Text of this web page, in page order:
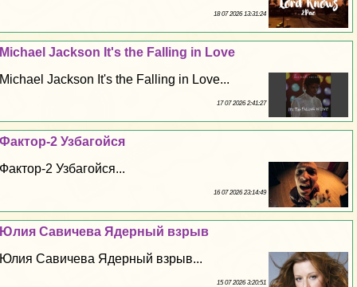
18 07 2026 13:31:24
Michael Jackson It's the Falling in Love
Michael Jackson It's the Falling in Love...
17 07 2026 2:41:27
Фактор-2 Узбагойся
Фактор-2 Узбагойся...
16 07 2026 23:14:49
Юлия Савичева Ядерный взрыв
Юлия Савичева Ядерный взрыв...
15 07 2026 3:20:51